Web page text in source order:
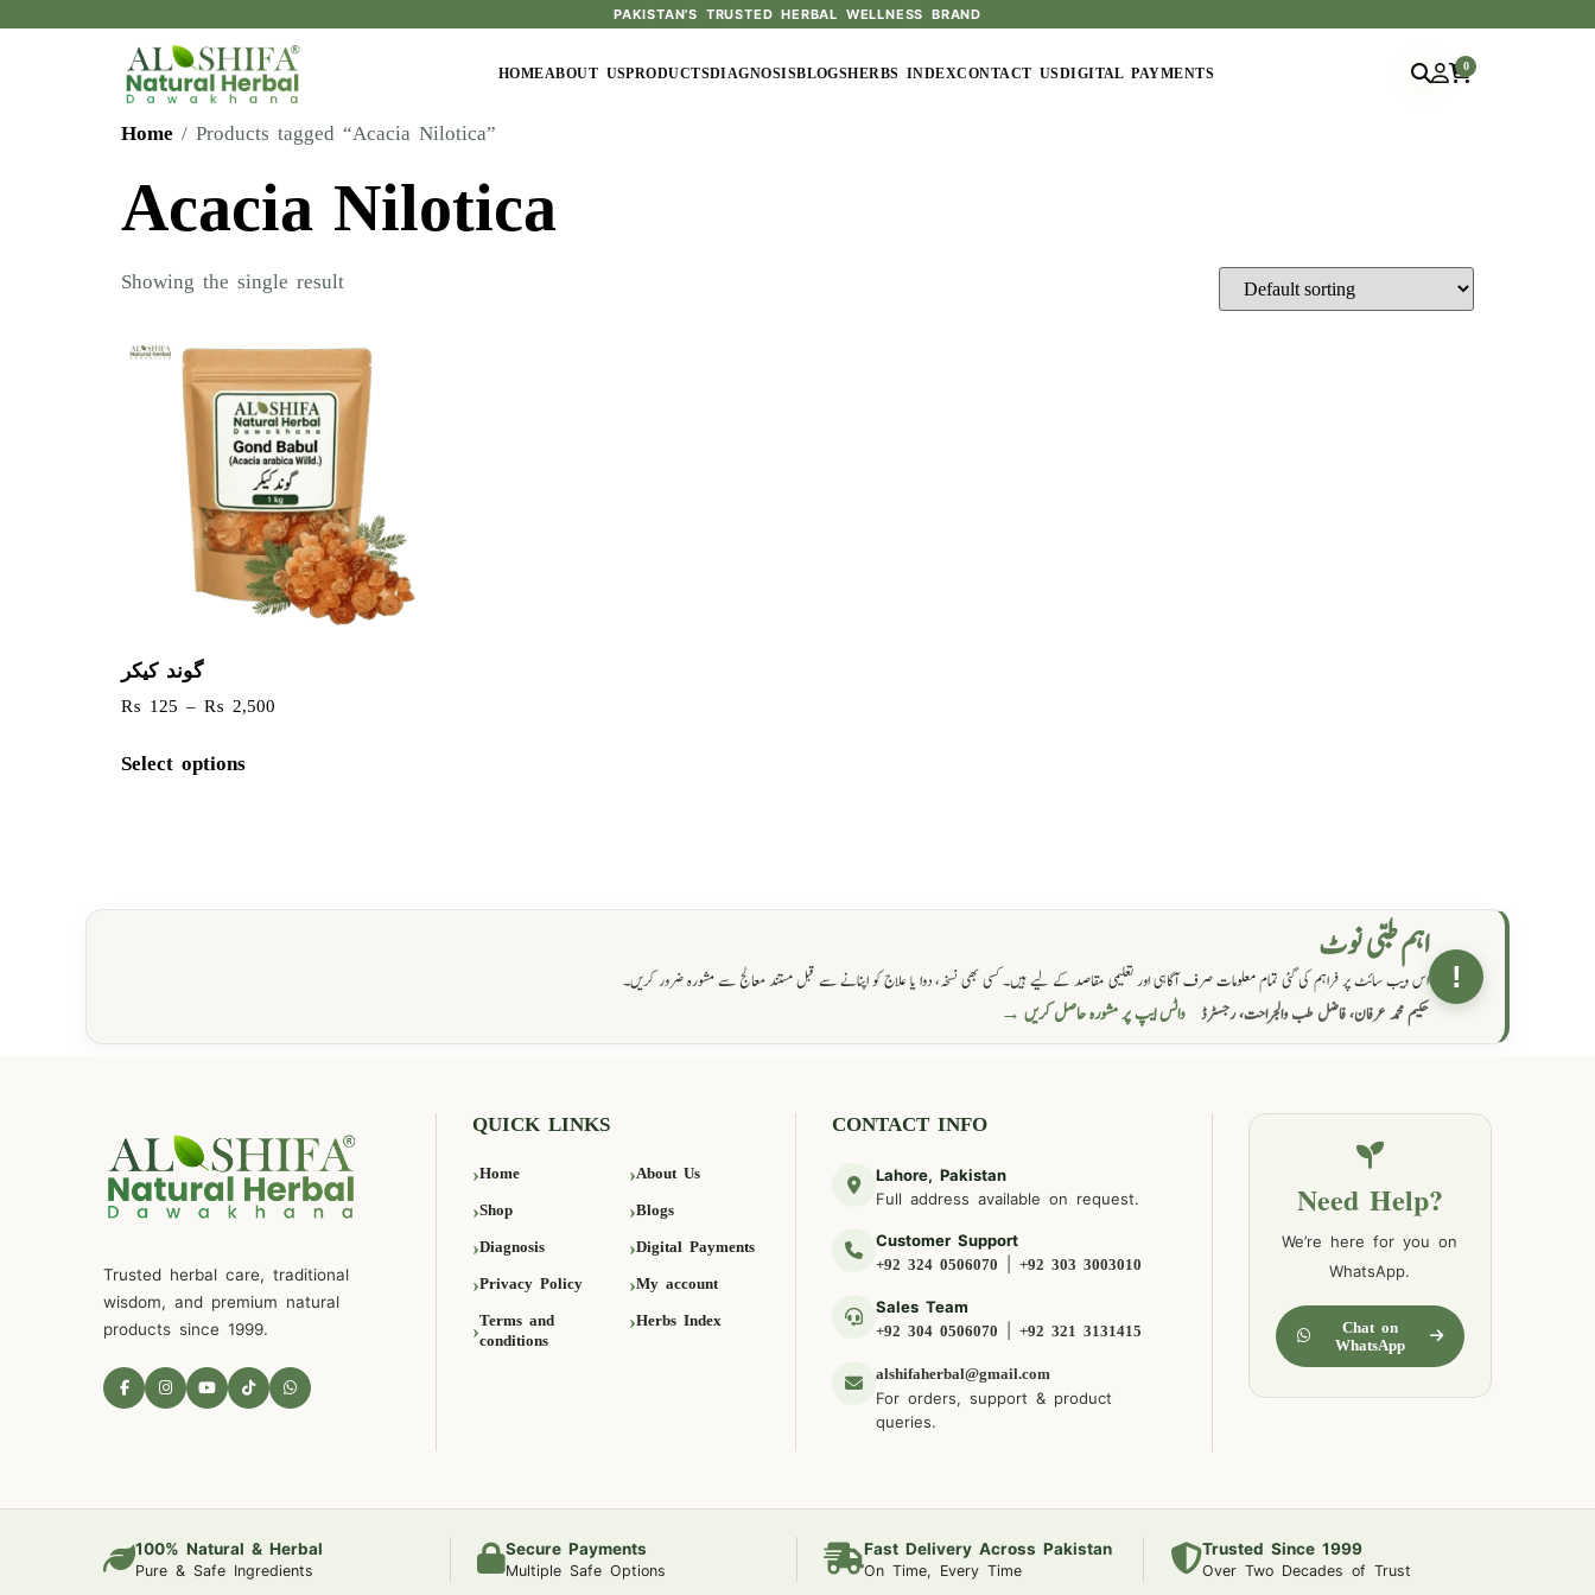
PAKISTAN'S TRUSTED HERBAL WELLNESS BRAND
HOMEABOUT USPRODUCTSDIAGNOSISBLOGSHERBS INDEXCONTACT USDIGITAL PAYMENTS
0
Home / Products tagged “Acacia Nilotica”
Acacia Nilotica
Showing the single result
گوند کیکر
₨ 125 – ₨ 2,500
Select options
!
اہم طبی نوٹ
اس ویب سائٹ پر فراہم کی گئی تمام معلومات صرف آگاہی اور تعلیمی مقاصد کے لیے ہیں۔ کسی بھی نسخہ، دوا یا علاج کو اپنانے سے قبل مستند معالج سے مشورہ ضرور کریں۔
حکیم محمد عرفان، فاضل طب والجراحت، رجسٹرڈ واٹس ایپ پر مشورہ حاصل کریں →
Trusted herbal care, traditional
wisdom, and premium natural
products since 1999.
QUICK LINKS
Home About Us
Shop Blogs
Diagnosis Digital Payments
Privacy Policy My account
Terms and
conditions
Herbs Index
CONTACT INFO
Lahore, Pakistan
Full address available on request.
Customer Support
+92 324 0506070 |+92 303 3003010
Sales Team
+92 304 0506070 |+92 321 3131415
alshifaherbal@gmail.com
For orders, support & product
queries.
Need Help?
We’re here for you on
WhatsApp.
Chat on
WhatsApp
100% Natural & Herbal
Pure & Safe Ingredients
Secure Payments
Multiple Safe Options
Fast Delivery Across Pakistan
On Time, Every Time
Trusted Since 1999
Over Two Decades of Trust